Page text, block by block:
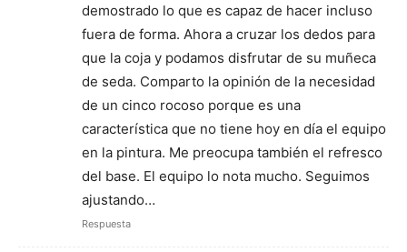
demostrado lo que es capaz de hacer incluso
fuera de forma. Ahora a cruzar los dedos para
que la coja y podamos disfrutar de su muñeca
de seda. Comparto la opinión de la necesidad
de un cinco rocoso porque es una
característica que no tiene hoy en día el equipo
en la pintura. Me preocupa también el refresco
del base. El equipo lo nota mucho. Seguimos
ajustando…
Respuesta